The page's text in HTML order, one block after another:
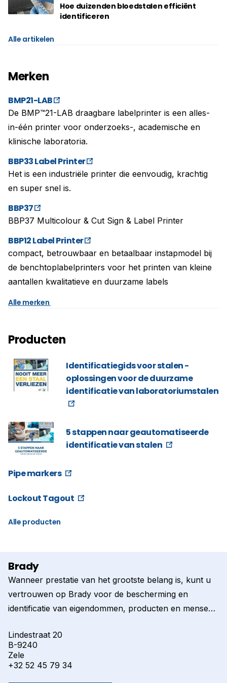
Hoe duizenden bloedstalen efficiënt
identificeren
Alle artikelen
Merken
BMP21-LAB
De BMP™21-LAB draagbare labelprinter is een alles-
in-één printer voor onderzoeks-, academische en
klinische laboratoria.
BBP33 Label Printer
Het is een industriële printer die eenvoudig, krachtig
en super snel is.
BBP37
BBP37 Multicolour & Cut Sign & Label Printer
BBP12 Label Printer
compact, betrouwbaar en betaalbaar instapmodel bij
de benchtoplabelprinters voor het printen van kleine
aantallen kwalitatieve en duurzame labels
Alle merken
Producten
Identificatiegids voor stalen -
oplossingen voor de duurzame
identificatie van laboratoriumstalen
5 stappen naar geautomatiseerde
identificatie van stalen
Pipe markers
Lockout Tagout
Alle producten
Brady
Wanneer prestatie van het grootste belang is, kunt u
vertrouwen op Brady voor de bescherming en
identificatie van eigendommen, producten en mensen.
productiviteit en prestaties van klanten te verhogen.
Het gamma omvat kwalitatief hoogwaardige
identificatielabels, producten voor safety en facility
Lindestraat 20
B-9240
Zele
+32 52 45 79 34